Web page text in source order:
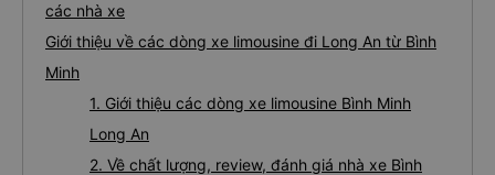
các nhà xe
Giới thiệu về các dòng xe limousine đi Long An từ Bình
Minh
1. Giới thiệu các dòng xe limousine Bình Minh
Long An
2. Về chất lượng, review, đánh giá nhà xe Bình